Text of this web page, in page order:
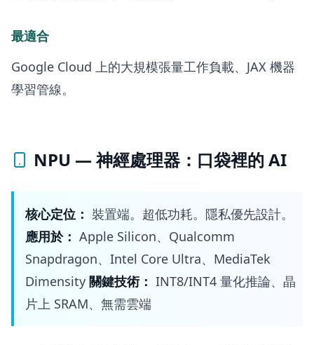
最適合
Google Cloud 上的大規模張量工作負載、JAX 機器
學習管線。
NPU — 神經處理器：口袋裡的 AI
核心定位： 裝置端。超低功耗。隱私優先設計。
應用於： Apple Silicon、Qualcomm
Snapdragon、Intel Core Ultra、MediaTek
Dimensity 關鍵技術： INT8/INT4 量化推論、晶
片上 SRAM、無需雲端